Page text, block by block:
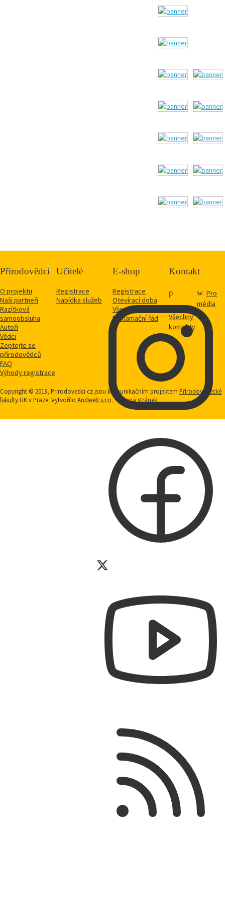
Přírodovědci
O projektu
Naši partneři
Razítková
samoobsluha
Autoři
Vědci
Zeptejte se
přírodovědců
FAQ
Výhody registrace
Učitelé
Registrace
Nabídka služeb
E-shop
Registrace
Otevírací doba
Vše o nákupu
Reklamační řád
Kontakt
Všechny
kontakty
Pro
média
Copyright © 2013, Prirodovedci.cz jsou komunikačním projektem Přírodovědecké
fakultyUK v Praze. Vytvořilo Andweb s.r.o. Mapa stránek